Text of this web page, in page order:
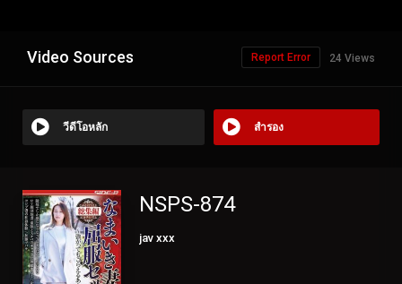
Video Sources 24 Views
Report Error
วีดีโอหลัก สำรอง
NSPS-874
jav xxx